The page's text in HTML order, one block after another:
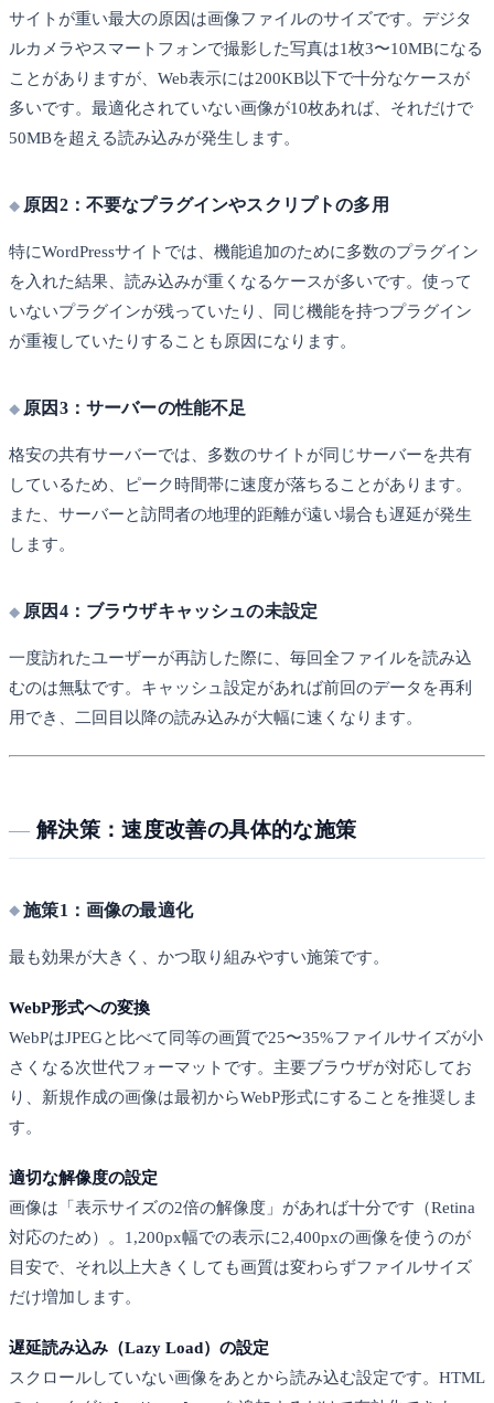
サイトが重い最大の原因は画像ファイルのサイズです。デジタ
ルカメラやスマートフォンで撮影した写真は1枚3〜10MBになる
ことがありますが、Web表示には200KB以下で十分なケースが
多いです。最適化されていない画像が10枚あれば、それだけで
50MBを超える読み込みが発生します。
原因2：不要なプラグインやスクリプトの多用
特にWordPressサイトでは、機能追加のために多数のプラグイン
を入れた結果、読み込みが重くなるケースが多いです。使って
いないプラグインが残っていたり、同じ機能を持つプラグイン
が重複していたりすることも原因になります。
原因3：サーバーの性能不足
格安の共有サーバーでは、多数のサイトが同じサーバーを共有
しているため、ピーク時間帯に速度が落ちることがあります。
また、サーバーと訪問者の地理的距離が遠い場合も遅延が発生
します。
原因4：ブラウザキャッシュの未設定
一度訪れたユーザーが再訪した際に、毎回全ファイルを読み込
むのは無駄です。キャッシュ設定があれば前回のデータを再利
用でき、二回目以降の読み込みが大幅に速くなります。
解決策：速度改善の具体的な施策
施策1：画像の最適化
最も効果が大きく、かつ取り組みやすい施策です。
WebP形式への変換
WebPはJPEGと比べて同等の画質で25〜35%ファイルサイズが小
さくなる次世代フォーマットです。主要ブラウザが対応してお
り、新規作成の画像は最初からWebP形式にすることを推奨しま
す。
適切な解像度の設定
画像は「表示サイズの2倍の解像度」があれば十分です（Retina
対応のため）。1,200px幅での表示に2,400pxの画像を使うのが
目安で、それ以上大きくしても画質は変わらずファイルサイズ
だけ増加します。
遅延読み込み（Lazy Load）の設定
スクロールしていない画像をあとから読み込む設定です。HTML